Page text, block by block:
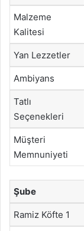
Malzeme
Kalitesi
Yan Lezzetler
Ambiyans
Tatlı
Seçenekleri
Müşteri
Memnuniyeti
Şube
Ramiz Köfte 1